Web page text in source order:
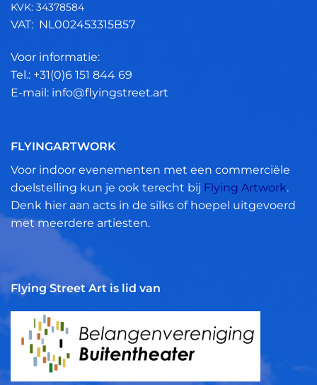
KVK: 34378584
VAT: NL002453315B57
Voor informatie:
Tel.: +31(0)6 151 844 69
E-mail: info@flyingstreet.art
FLYINGARTWORK
Voor indoor evenementen met een commerciële
doelstelling kun je ook terecht bij Flying Artwork.
Denk hier aan acts in de silks of hoepel uitgevoerd
met meerdere artiesten.
Flying Street Art is lid van